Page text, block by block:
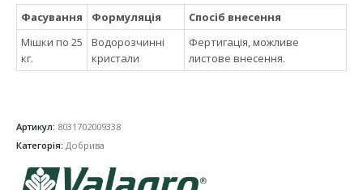
Фасування Формуляція
Спосіб внесення
Мішки по 25
кг.
Водорозчинні
кристали
Фертигація, можливе
листове внесення.
Артикул: 8031702009338
Категорія: Добрива